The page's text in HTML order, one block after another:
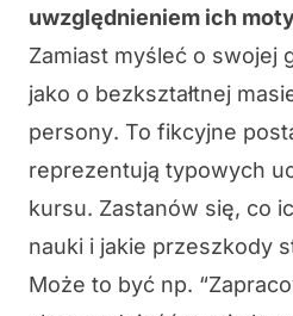
uwzględnieniem ich
Zamiast myśleć o swojej
jako o bezkształtnej
persony. To fikcyjne
reprezentują typowych
kursu. Zastanów się, co
nauki i jakie przeszkody
Może to być np.